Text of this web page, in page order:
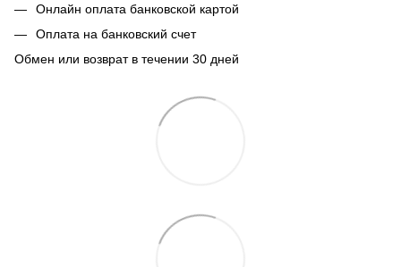
Онлайн оплата банковской картой
Оплата на банковский счет
Обмен или возврат в течении 30 дней